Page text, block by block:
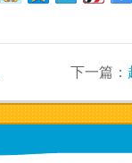
下一篇：